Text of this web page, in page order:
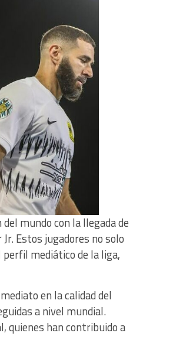
mundo con la llegada de
Estos jugadores no solo
mediático de la liga,
en la calidad del
a nivel mundial.
quienes han contribuido a